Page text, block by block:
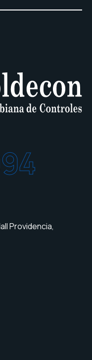
Providencia,